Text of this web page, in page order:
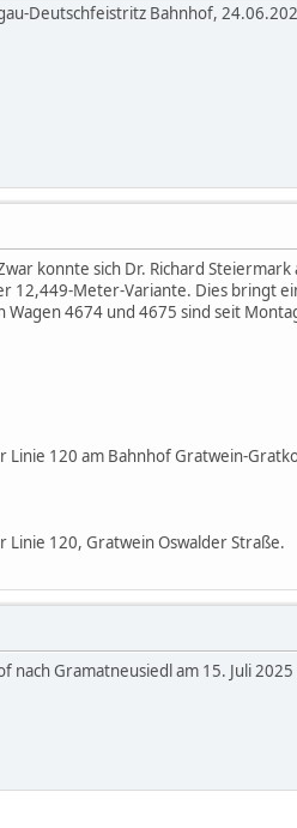
Deutschfeistritz Bahnhof,
konnte sich Dr. Richard
12,449-Meter-Variante. Dies bringt
4674 und 4675 sind seit
Linie 120 am Bahnhof Gratwein-
Linie 120, Gratwein Oswalder Straße.
nach Gramatneusiedl am 15. Juli